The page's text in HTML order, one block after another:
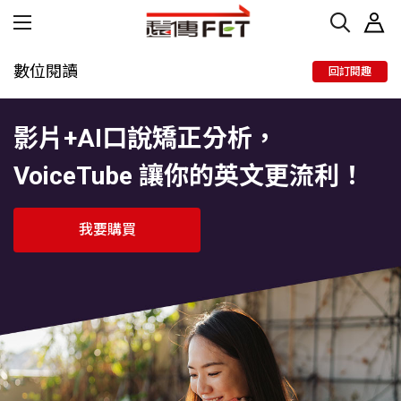
數位閱讀 回訂閱趣
影片+AI口說矯正分析，
VoiceTube 讓你的英文更流利！
我要購買